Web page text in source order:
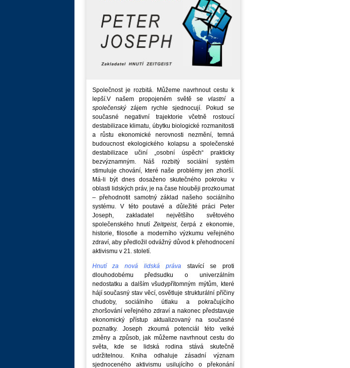
Společnost je rozbitá. Můžeme navrhnout cestu k
lepší.V našem propojeném světě sevlastnía
společenskýzájem rychle sjednocují. Pokud se
současné negativní trajektorie včetně rostoucí
destabilizace klimatu, úbytku biologické rozmanitosti
a růstu ekonomické nerovnosti nezmění, temná
budoucnost ekologického kolapsu a společenské
destabilizace učiní „osobní úspěch“ prakticky
bezvýznamným. Náš rozbitý sociální systém
stimuluje chování, které naše problémy jen zhorší.
Má-li být dnes dosaženo skutečného pokroku v
oblasti lidských práv, je na čase hlouběji prozkoumat
– přehodnotit samotný základ našeho sociálního
systému. V této poutavé a důležité práci Peter
Joseph, zakladatel největšího světového
společenského hnutí Zeitgeist, čerpá z ekonomie,
historie, filosofie a moderního výzkumu veřejného
zdraví, aby předložil odvážný důvod k přehodnocení
aktivismu v 21. století.
Hnutí za nová lidská práva stavící se proti
dlouhodobému předsudku o univerzálním
nedostatku a dalším všudypřítomným mýtům, které
hájí současný stav věcí, osvětluje strukturální příčiny
chudoby, sociálního útlaku a pokračujícího
zhoršování veřejného zdraví a nakonec představuje
ekonomický přístup aktualizovaný na současné
poznatky. Joseph zkoumá potenciál této velké
změny a způsob, jak můžeme navrhnout cestu do
světa, kde se lidská rodina stává skutečně
udržitelnou. Kniha odhaluje zásadní význam
sjednoceného aktivismu usilujícího o překonání